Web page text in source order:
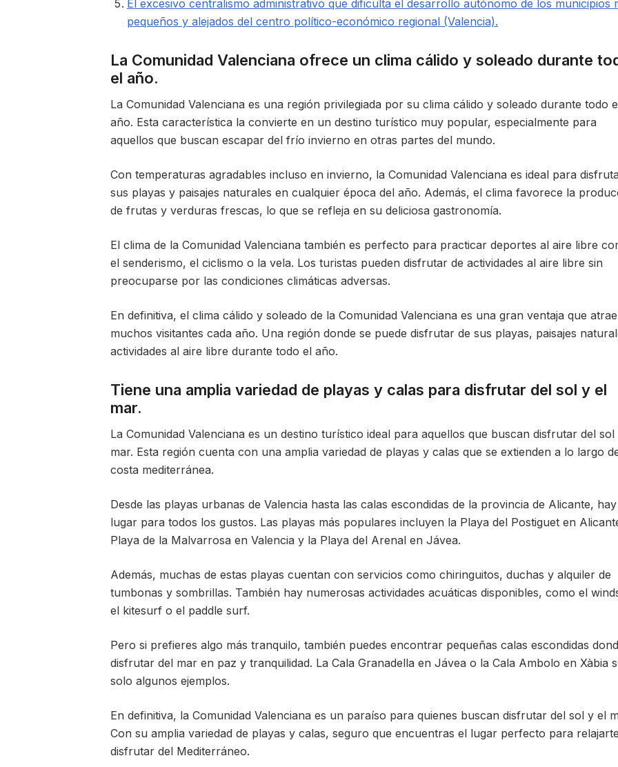
El excesivo centralismo administrativo que dificulta el desarrollo autónomo de los municipios
pequeños y alejados del centro político-económico regional (Valencia).
La Comunidad Valenciana ofrece un clima cálido y soleado durante
el año.
La Comunidad Valenciana es una región privilegiada por su clima cálido y soleado durante todo
año. Esta característica la convierte en un destino turístico muy popular, especialmente para
aquellos que buscan escapar del frío invierno en otras partes del mundo.
Con temperaturas agradables incluso en invierno, la Comunidad Valenciana es ideal para
sus playas y paisajes naturales en cualquier época del año. Además, el clima favorece la
de frutas y verduras frescas, lo que se refleja en su deliciosa gastronomía.
El clima de la Comunidad Valenciana también es perfecto para practicar deportes al aire libre
el senderismo, el ciclismo o la vela. Los turistas pueden disfrutar de actividades al aire libre sin
preocuparse por las condiciones climáticas adversas.
En definitiva, el clima cálido y soleado de la Comunidad Valenciana es una gran ventaja que
muchos visitantes cada año. Una región donde se puede disfrutar de sus playas, paisajes
actividades al aire libre durante todo el año.
Tiene una amplia variedad de playas y calas para disfrutar del sol y el
mar.
La Comunidad Valenciana es un destino turístico ideal para aquellos que buscan disfrutar del sol
mar. Esta región cuenta con una amplia variedad de playas y calas que se extienden a lo largo
costa mediterránea.
Desde las playas urbanas de Valencia hasta las calas escondidas de la provincia de Alicante,
lugar para todos los gustos. Las playas más populares incluyen la Playa del Postiguet en
Playa de la Malvarrosa en Valencia y la Playa del Arenal en Jávea.
Además, muchas de estas playas cuentan con servicios como chiringuitos, duchas y alquiler de
tumbonas y sombrillas. También hay numerosas actividades acuáticas disponibles, como el
el kitesurf o el paddle surf.
Pero si prefieres algo más tranquilo, también puedes encontrar pequeñas calas escondidas
disfrutar del mar en paz y tranquilidad. La Cala Granadella en Jávea o la Cala Ambolo en Xàbia
solo algunos ejemplos.
En definitiva, la Comunidad Valenciana es un paraíso para quienes buscan disfrutar del sol y el
Con su amplia variedad de playas y calas, seguro que encuentras el lugar perfecto para
disfrutar del Mediterráneo.